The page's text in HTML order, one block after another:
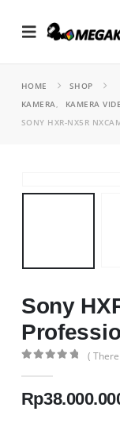
HOME
SHOP
KAMERA, KAMERA
SONY HXR-NX5R
Sony
(
Rp